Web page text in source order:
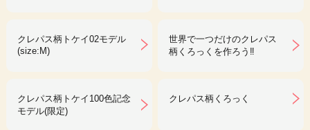
クレパス柄トケイ02モデル
(size:M)
世界で一つだけのクレパス
柄くろっくを作ろう‼︎
クレパス柄トケイ100色記念
モデル(限定)
クレパス柄くろっく